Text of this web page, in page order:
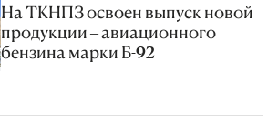
На ТКНПЗ освоен выпуск новой
продукции – авиационного
бензина марки Б-92